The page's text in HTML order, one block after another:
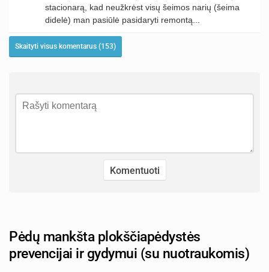
stacionarą, kad neužkrėst visų šeimos narių (šeima
didelė) man pasiūlė pasidaryti remontą...
Skaityti visus komentarus (153)
Pėdų mankšta plokščiapėdystės
prevencijai ir gydymui (su nuotraukomis)